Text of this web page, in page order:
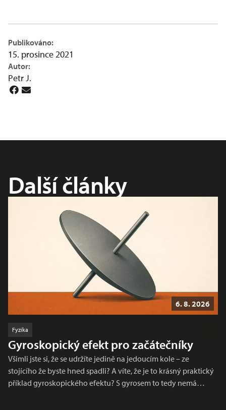
Publikováno:
15. prosince 2021
Autor:
Petr J.
Další články
6. 8. 2026
Fyzika
Gyroskopický efekt pro začátečníky
Všimli jste si, že se udržíte jedině na jedoucím kole – ze
stojícího že byste hned spadli? A víte, že je to krásný praktický
příklad gyroskopického efektu? S gyrosem to tedy nemá…